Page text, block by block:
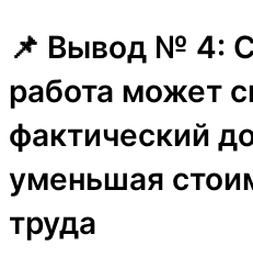
📌 Вывод № 4:
работа может
фактический
уменьшая
труда